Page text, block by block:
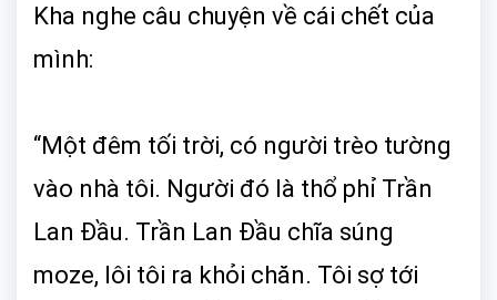
Kha nghe câu chuyện về cái chết của
mình:
“Một đêm tối trời, có người trèo tường
vào nhà tôi. Người đó là thổ phỉ Trần
Lan Đầu. Trần Lan Đầu chĩa súng
moze, lôi tôi ra khỏi chăn. Tôi sợ tới